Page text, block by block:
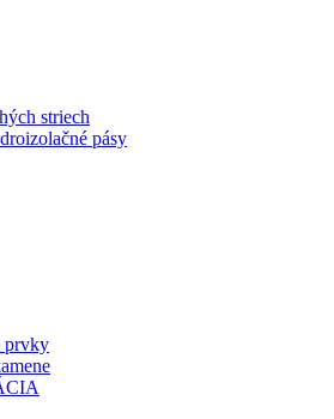
striech
pásy
prvky